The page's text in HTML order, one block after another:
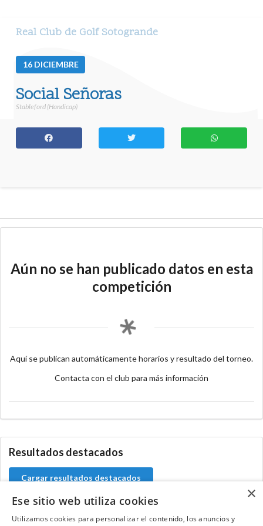
Real Club de Golf Sotogrande
16 DICIEMBRE
Social Señoras
Stableford (Handicap)
Aún no se han publicado datos en esta
competición
Aquí se publican automáticamente horarios y resultado del torneo.
Contacta con el club para más información
Resultados destacados
Cargar resultados destacados
×
Ese sitio web utiliza cookies
Utilizamos cookies para personalizar el contenido, los anuncios y